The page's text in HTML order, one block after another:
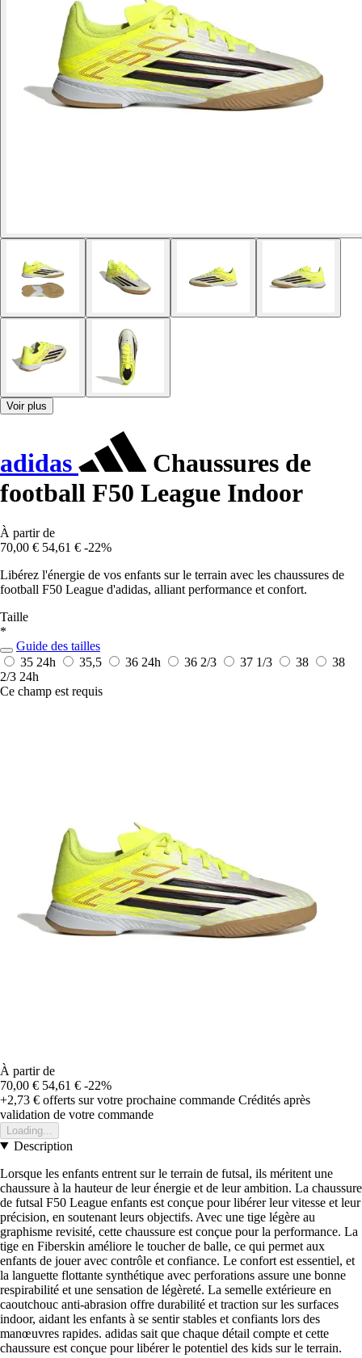
Voir plus
adidas
Chaussures de
football F50 League Indoor
À partir de
70,00 € 54,61 € -22%
Libérez l'énergie de vos enfants sur le terrain avec les chaussures de
football F50 League d'adidas, alliant performance et confort.
Taille
*
Guide des tailles
35 24h 35,5 36 24h 36 2/3 37 1/3 38
38
2/3 24h
Ce champ est requis
À partir de
70,00 € 54,61 € -22%
+2,73 € offerts sur votre prochaine commande Crédités après
validation de votre commande
Loading...
Description
Lorsque les enfants entrent sur le terrain de futsal, ils méritent une
chaussure à la hauteur de leur énergie et de leur ambition. La chaussure
de futsal F50 League enfants est conçue pour libérer leur vitesse et leur
précision, en soutenant leurs objectifs. Avec une tige légère au
graphisme revisité, cette chaussure est conçue pour la performance. La
tige en Fiberskin améliore le toucher de balle, ce qui permet aux
enfants de jouer avec contrôle et confiance. Le confort est essentiel, et
la languette flottante synthétique avec perforations assure une bonne
respirabilité et une sensation de légèreté. La semelle extérieure en
caoutchouc anti-abrasion offre durabilité et traction sur les surfaces
indoor, aidant les enfants à se sentir stables et confiants lors des
manœuvres rapides. adidas sait que chaque détail compte et cette
chaussure est conçue pour libérer le potentiel des kids sur le terrain.